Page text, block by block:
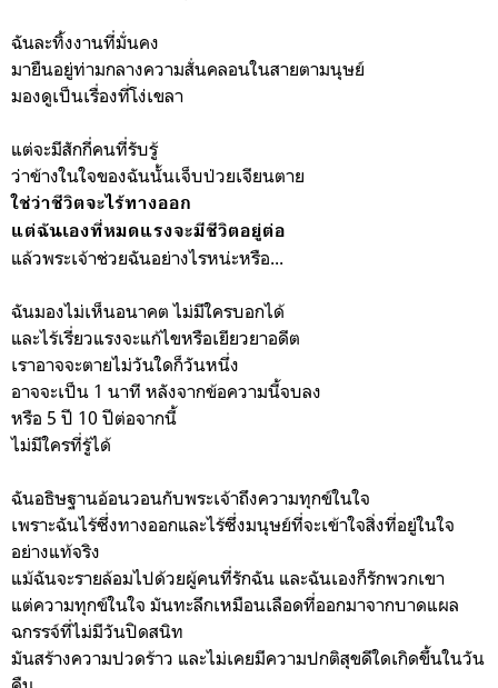
ฉันละทิ้งงานที่มั่นคง
มายืนอยู่ท่ามกลางความสั่นคลอนในสายตามนุษย์
มองดูเป็นเรื่องที่โง่เขลา
แต่จะมีสักกี่คนที่รับรู้
ว่าข้างในใจของฉันนั้นเจ็บป่วยเจียนตาย
ใช่ว่าชีวิตจะไร้ทางออก
แต่ฉันเองที่หมดแรงจะมีชีวิตอยู่ต่อ
แล้วพระเจ้าช่วยฉันอย่างไรหน่ะหรือ...
ฉันมองไม่เห็นอนาคต ไม่ม่ีใครบอกได้
และไร้เรี่ยวแรงจะแก้ไขหรือเยียวยาอดีต
เราอาจจะตายไม่วันใดก็วันหนึ่ง
อาจจะเป็น 1 นาที หลังจากข้อความนี้จบลง
หรือ 5 ปี 10 ปีต่อจากนี้
ไม่มีใครที่รู้ได้
ฉันอธิษฐานอ้อนวอนกับพระเจ้าถึงความทุกข์ในใจ
เพราะฉันไร้ซึ่งทางออกและไร้ซึ่งมนุษย์ที่จะเข้าใจสิ่งที่อยู่ในใจ
อย่างแท้จริง
แม้ฉันจะรายล้อมไปด้วยผู้คนที่รักฉัน และฉันเองก็รักพวกเขา
แต่ความทุกข์ในใจ มันทะลึกเหมือนเลือดที่ออกมาจากบาดแผล
ฉกรรจ์ที่ไม่มีวันปิดสนิท
มันสร้างความปวดร้าว และไม่เคยมีความปกติสุขดีใดเกิดขึ้นในวัน